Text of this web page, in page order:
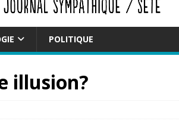
POLITIQUE
illusion?